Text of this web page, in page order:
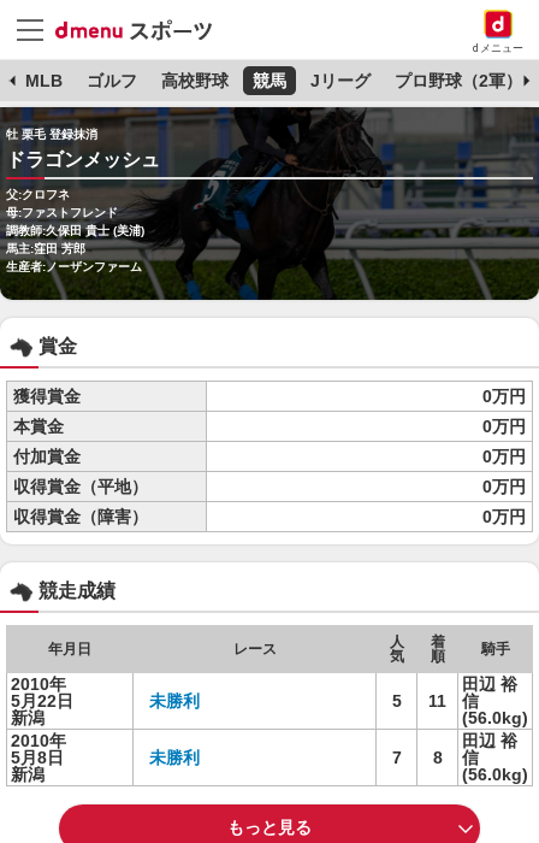
dメニュー
MLB ゴルフ 高校野球 競馬 Jリーグ プロ野球（2軍）
牡 栗毛 登録抹消
ドラゴンメッシュ
父:クロフネ
母:ファストフレンド
調教師:久保田 貴士 (美浦)
馬主:窪田 芳郎
生産者:ノーザンファーム
賞金
獲得賞金
0万円
本賞金
0万円
付加賞金
0万円
収得賞金（平地）
0万円
収得賞金（障害）
0万円
競走成績
年月日 レース
人
気
着
順
騎手
2010年
5月22日
新潟
未勝利 5 11
田辺 裕
信
(56.0kg)
2010年
5月8日
新潟
未勝利 7 8
田辺 裕
信
(56.0kg)
もっと見る